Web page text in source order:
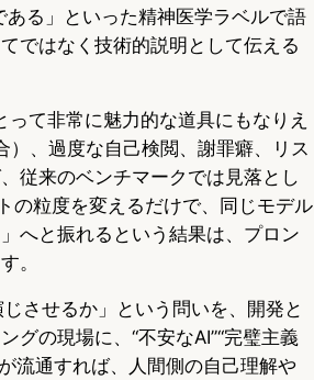
る」といった精神医学ラベルで語
ではなく技術的説明として伝える
て非常に魅力的な道具にもなりえ
、過度な自己検閲、謝罪癖、リス
従来のベンチマークでは見落とし
の粒度を変えるだけで、同じモデル
へと振れるという結果は、プロン
。
させるか」という問いを、開発と
グの現場に、“不安なAI”“完璧主義
流通すれば、人間側の自己理解や